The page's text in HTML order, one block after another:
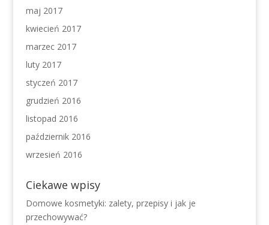
maj 2017
kwiecień 2017
marzec 2017
luty 2017
styczeń 2017
grudzień 2016
listopad 2016
październik 2016
wrzesień 2016
Ciekawe wpisy
Domowe kosmetyki: zalety, przepisy i jak je
przechowywać?